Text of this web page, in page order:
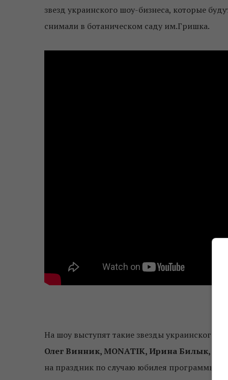
звезд украинского шоу-бизнеса, которые
снимали в ботаническом саду им.Гришка.
На шоу выступят такие звезды украинского
Олег Винник, MONATIK, Ирина Билык,
на праздник по случаю юбилея программы